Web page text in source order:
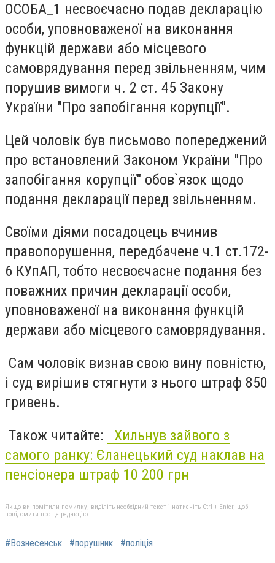
ОСОБА_1 несвоєчасно подав декларацію
особи, уповноваженої на виконання
функцій держави або місцевого
самоврядування перед звільненням, чим
порушив вимоги ч. 2 ст. 45 Закону
України "Про запобігання корупції".
Цей чоловік був письмово попереджений
про встановлений Законом України "Про
запобігання корупції" обов`язок щодо
подання декларації перед звільненням.
Своїми діями посадоцець вчинив
правопорушення, передбачене ч.1 ст.172-
6 КУпАП, тобто несвоєчасне подання без
поважних причин декларації особи,
уповноваженої на виконання функцій
держави або місцевого самоврядування.
Сам чоловік визнав свою вину повністю,
і суд вирішив стягнути з нього штраф 850
гривень.
Також читайте:
Хильнув зайвого з
самого ранку: Єланецький суд наклав на
пенсіонера штраф 10 200 грн
Якщо ви помітили помилку, виділіть необхідний текст і натисніть Ctrl + Enter, щоб
повідомити про це редакцію
#Вознесенськ #порушник #поліція